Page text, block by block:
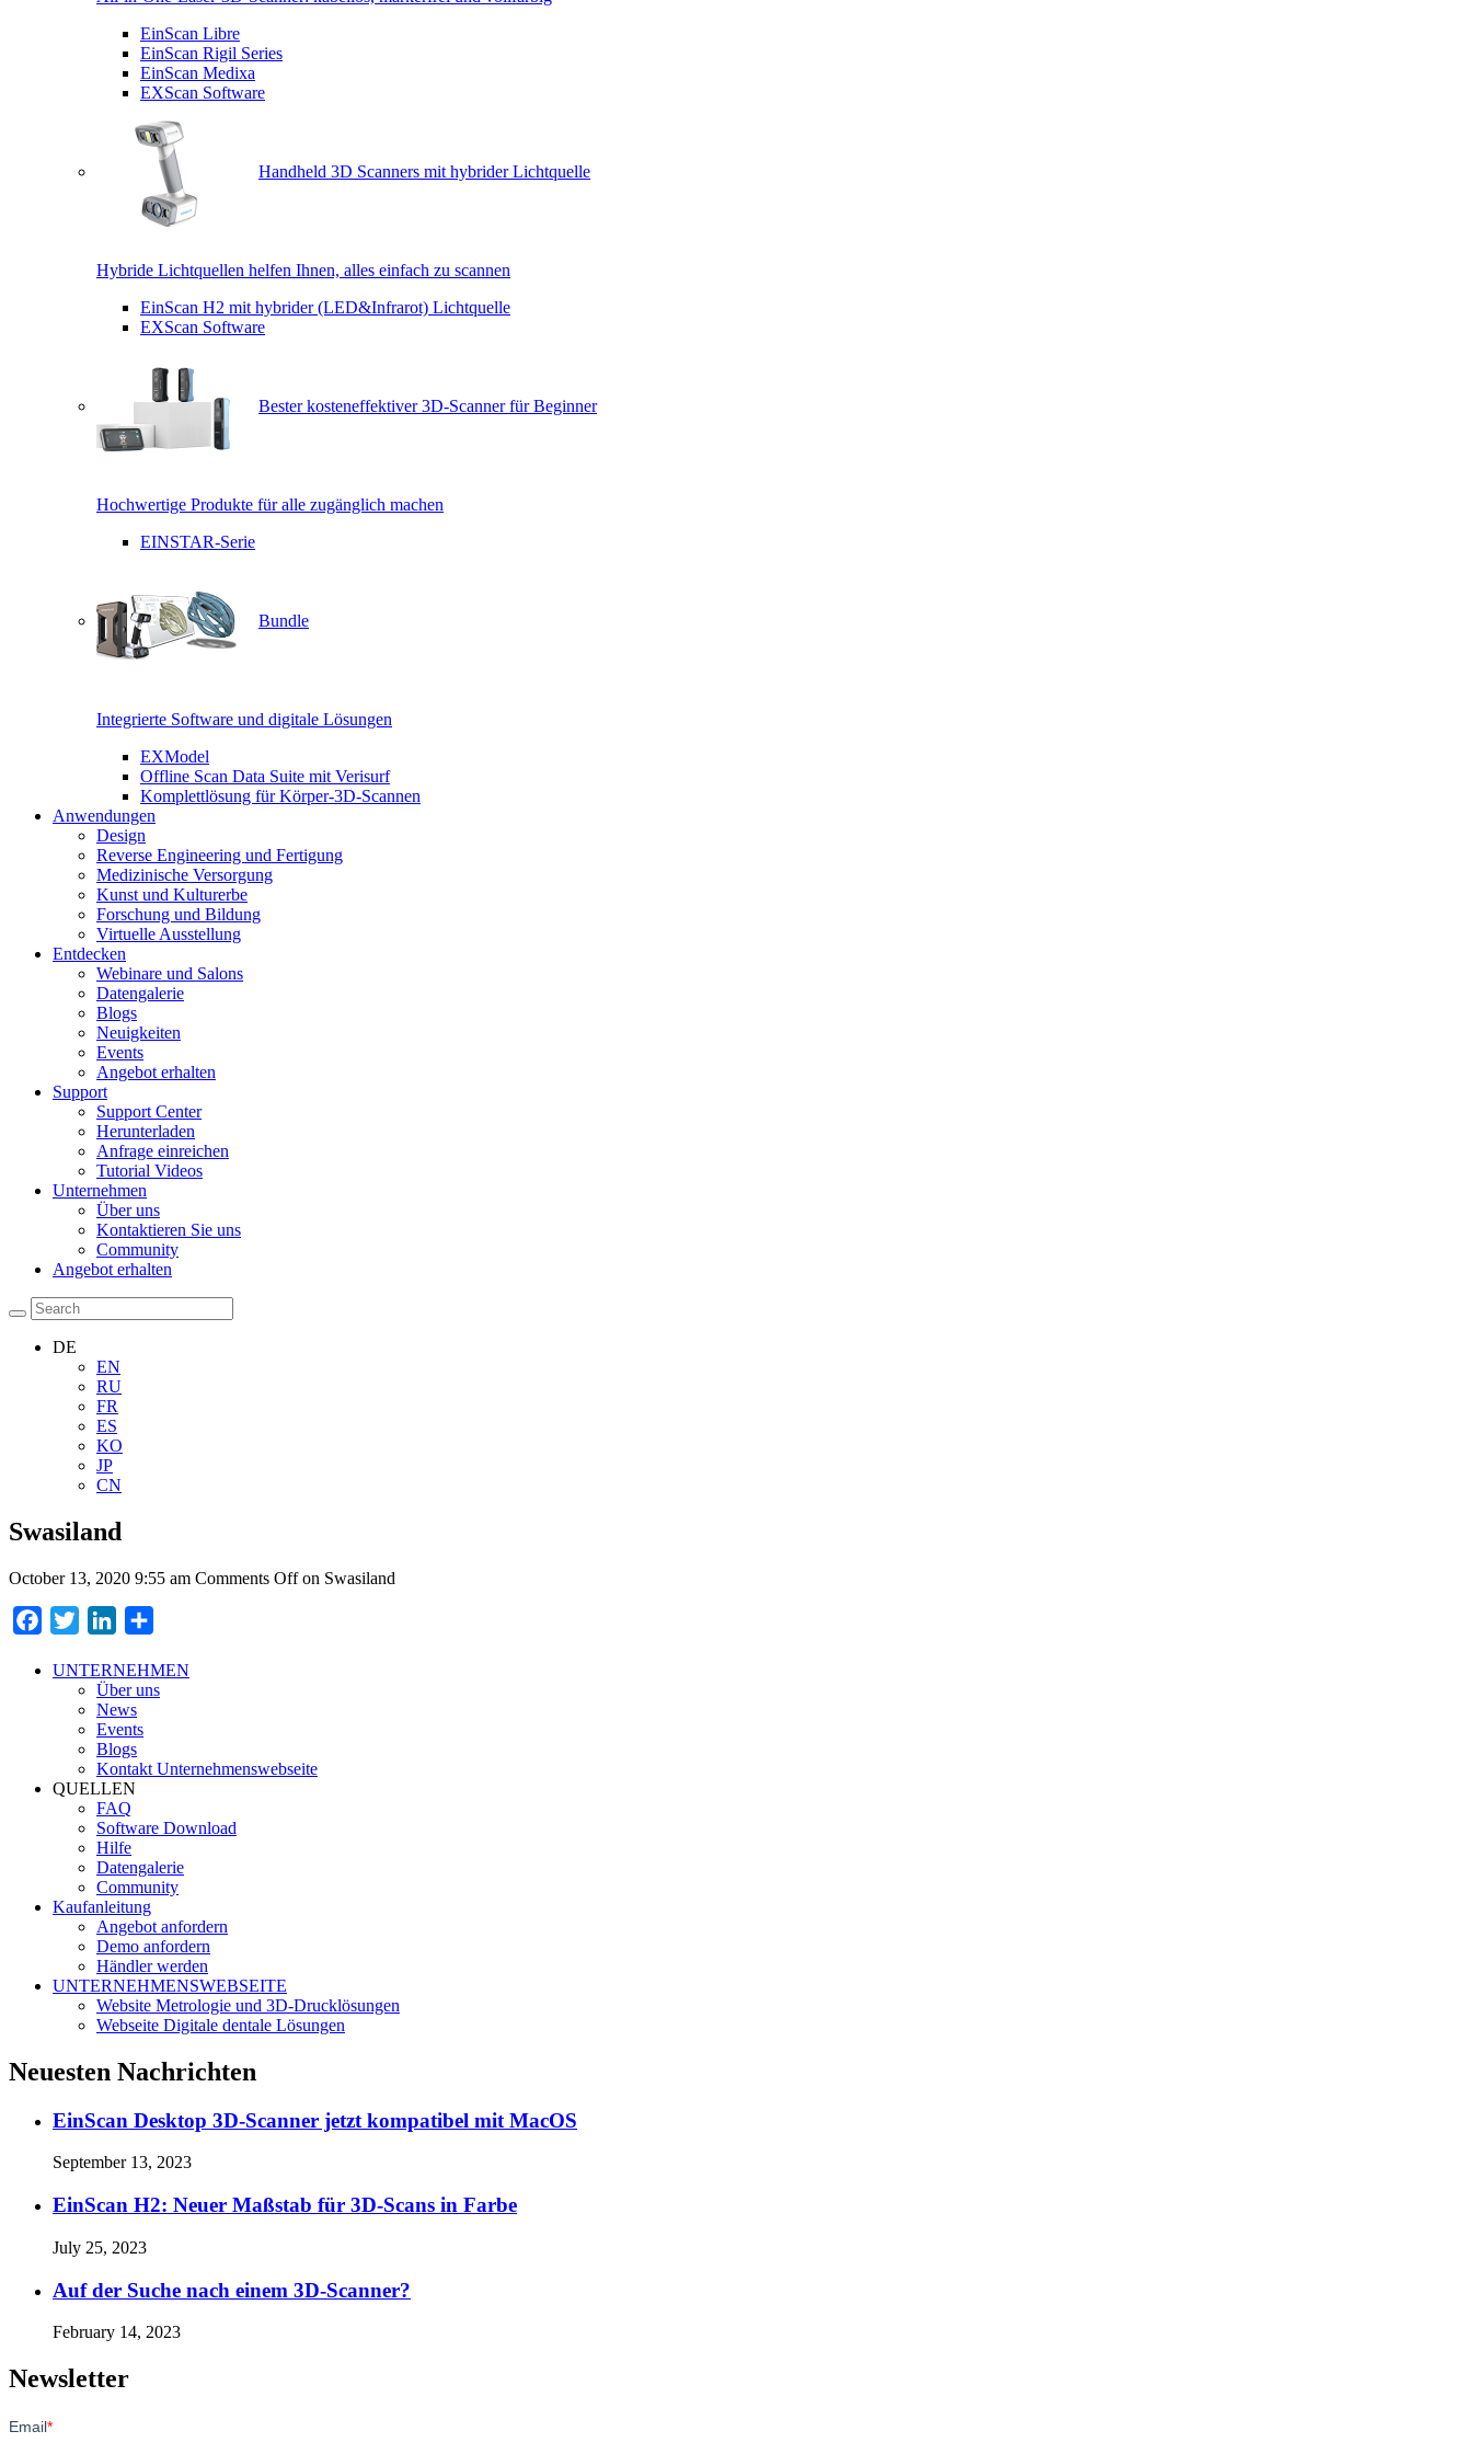
EinScan Libre
EinScan Rigil Series
EinScan Medixa
EXScan Software
Handheld 3D Scanners mit hybrider Lichtquelle
Hybride Lichtquellen helfen Ihnen, alles einfach zu scannen
EinScan H2 mit hybrider (LED&Infrarot) Lichtquelle
EXScan Software
Bester kosteneffektiver 3D-Scanner für Beginner
Hochwertige Produkte für alle zugänglich machen
EINSTAR-Serie
Bundle
Integrierte Software und digitale Lösungen
EXModel
Offline Scan Data Suite mit Verisurf
Komplettlösung für Körper-3D-Scannen
Anwendungen
Design
Reverse Engineering und Fertigung
Medizinische Versorgung
Kunst und Kulturerbe
Forschung und Bildung
Virtuelle Ausstellung
Entdecken
Webinare und Salons
Datengalerie
Blogs
Neuigkeiten
Events
Angebot erhalten
Support
Support Center
Herunterladen
Anfrage einreichen
Tutorial Videos
Unternehmen
Über uns
Kontaktieren Sie uns
Community
Angebot erhalten
DE
EN
RU
FR
ES
KO
JP
CN
Swasiland
October 13, 2020 9:55 am Comments Offon Swasiland
Facebook
Twitter LinkedIn
UNTERNEHMEN
Über uns
News
Events
Blogs
Kontakt Unternehmenswebseite
QUELLEN
FAQ
Software Download
Hilfe
Datengalerie
Community
Kaufanleitung
Angebot anfordern
Demo anfordern
Händler werden
UNTERNEHMENSWEBSEITE
Website Metrologie und 3D-Drucklösungen
Webseite Digitale dentale Lösungen
Neuesten Nachrichten
EinScan Desktop 3D-Scanner jetzt kompatibel mit MacOS
September 13, 2023
EinScan H2: Neuer Maßstab für 3D-Scans in Farbe
July 25, 2023
Auf der Suche nach einem 3D-Scanner?
February 14, 2023
Newsletter